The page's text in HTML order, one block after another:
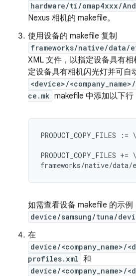
hardware/ti/omap4xxx/
Nexus 相机的 makefile。
使用设备的 makefile 复制
frameworks/native/data/
XML 文件，以指定设备具有
定设备具有相机闪光灯并可自
<device>/
ce.mk makefile 中添加以下行
PRODUCT_COPY_FILES
PRODUCT_COPY_FILES += \
如需查看设备 makefile 的示例
device/samsung/tuna/
在
device/<company_name>/
profiles.xml 和
device/<company_name>/